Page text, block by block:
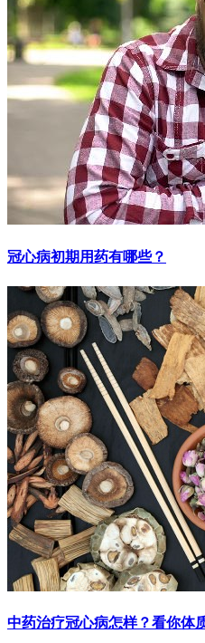
冠心病初期用药有哪些？
中药治疗冠心病怎样？看你体